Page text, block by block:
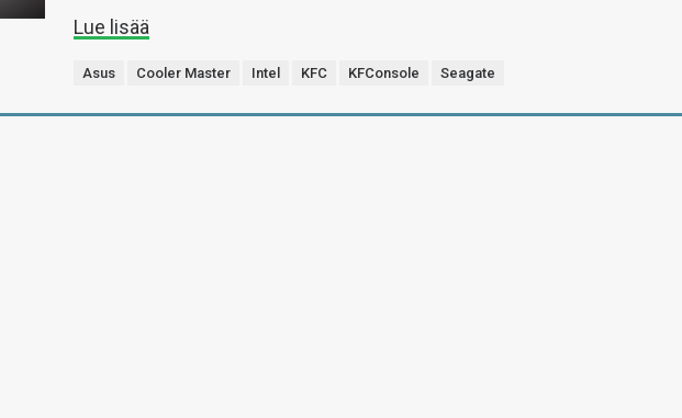
Lue lisää
Asus Cooler Master Intel KFC KFConsole Seagate